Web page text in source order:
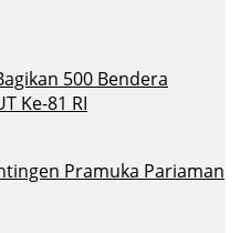
500 Bendera
Ke-81 RI
Pramuka Pariaman